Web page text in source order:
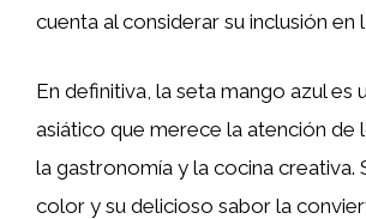
cuenta al considerar su inclusión en
En definitiva, la seta mango azul es
asiático que merece la atención de
la gastronomía y la cocina creativa.
color y su delicioso sabor la